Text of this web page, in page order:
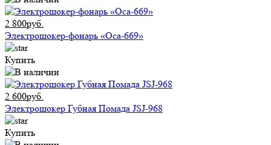
2 800руб.
Электрошокер-фонарь «Оса-669»
Купить
2 600руб.
Электрошокер Губная Помада JSJ-968
Купить